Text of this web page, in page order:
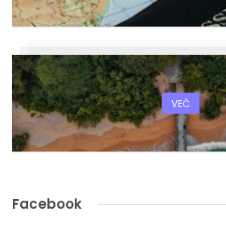
VEČ
Facebook